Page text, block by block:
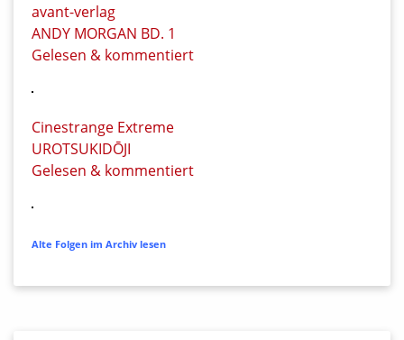
avant-verlag
ANDY MORGAN BD. 1
Gelesen & kommentiert
Cinestrange Extreme
UROTSUKIDŌJI
Gelesen & kommentiert
Alte Folgen im Archiv lesen